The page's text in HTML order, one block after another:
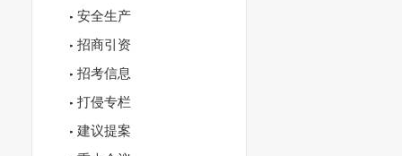
安全生产
招商引资
招考信息
打侵专栏
建议提案